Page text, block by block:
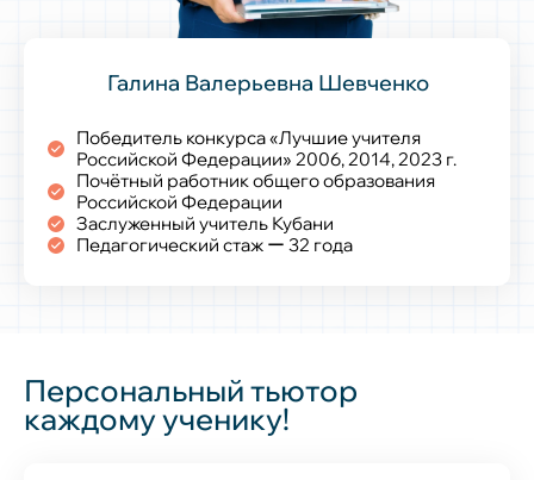
Галина Валерьевна Шевченко
Победитель конкурса «Лучшие учителя
Российской Федерации» 2006, 2014, 2023 г.
Почётный работник общего образования
Российской Федерации
Заслуженный учитель Кубани
Педагогический стаж ー 32 года
Персональный тьютор
каждому ученику!